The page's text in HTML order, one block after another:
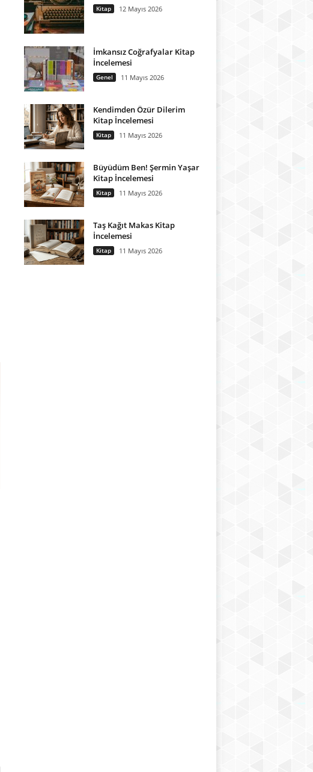
Kitap 12 Mayıs 2026
İmkansız Coğrafyalar Kitap
İncelemesi
Genel 11 Mayıs 2026
Kendimden Özür Dilerim
Kitap İncelemesi
Kitap 11 Mayıs 2026
Büyüdüm Ben! Şermin Yaşar
Kitap İncelemesi
Kitap 11 Mayıs 2026
Taş Kağıt Makas Kitap
İncelemesi
Kitap 11 Mayıs 2026